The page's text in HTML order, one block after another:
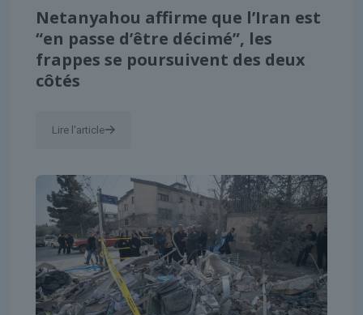
Netanyahou affirme que l’Iran est
“en passe d’être décimé”, les
frappes se poursuivent des deux
côtés
Lire l'article